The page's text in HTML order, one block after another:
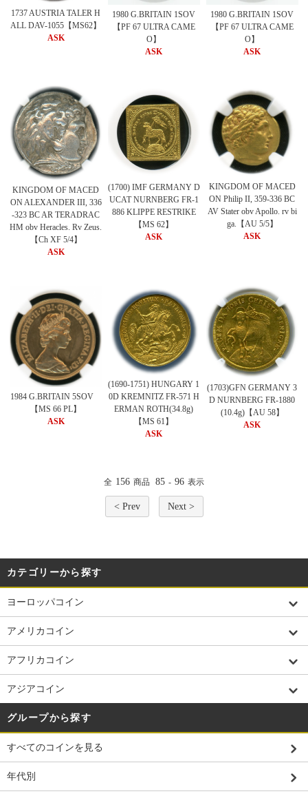
1737 AUSTRIA TALER H
ALL DAV-1055【MS62】
ASK
1980 G.BRITAIN 1SOV
【PF 67 ULTRA CAME
O】
ASK
1980 G.BRITAIN 1SOV
【PF 67 ULTRA CAME
O】
ASK
KINGDOM OF MACED
ON ALEXANDER III, 336
-323 BC AR TERADRAC
HM obv Heracles. Rv Zeus.
【Ch XF 5/4】
ASK
(1700) IMF GERMANY D
UCAT NURNBERG FR-1
886 KLIPPE RESTRIKE
【MS 62】
ASK
KINGDOM OF MACED
ON Philip II, 359-336 BC
AV Stater obv Apollo. rv bi
ga.【AU 5/5】
ASK
1984 G.BRITAIN 5SOV
【MS 66 PL】
ASK
(1690-1751) HUNGARY 1
0D KREMNITZ FR-571 H
ERMAN ROTH(34.8g)
【MS 61】
ASK
(1703)GFN GERMANY 3
D NURNBERG FR-1880
(10.4g)【AU 58】
ASK
全 156 商品 85 - 96 表示
< Prev Next >
カテゴリーから探す
ヨーロッパコイン
アメリカコイン
アフリカコイン
アジアコイン
グループから探す
すべてのコインを見る
年代別